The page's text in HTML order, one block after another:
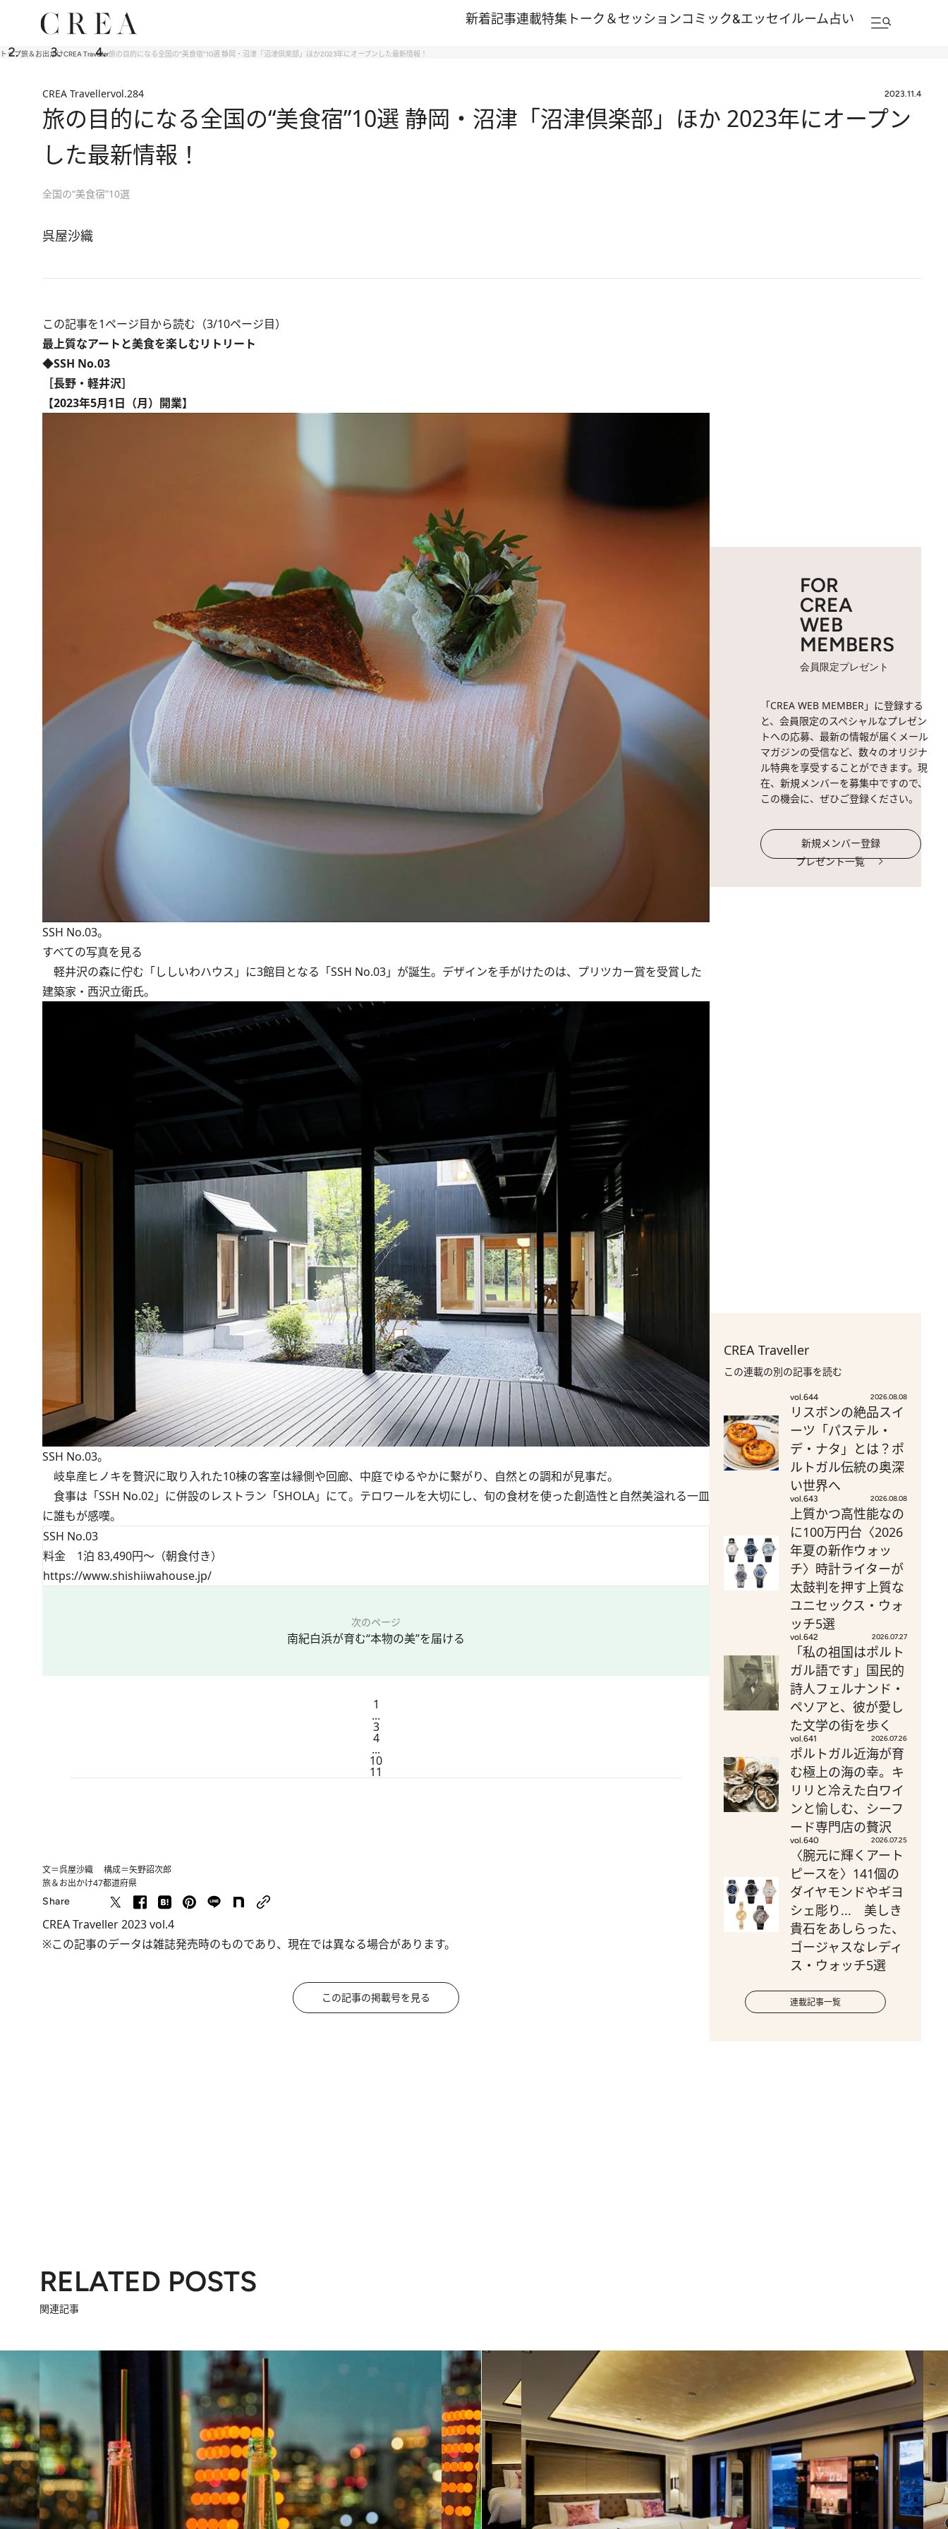
新着記事連載特集 トーク＆セッションコミック&エッセイルーム占い
トップ旅＆お出かけCREA Traveller旅の目的になる全国の“美食宿”10選 静岡・沼津「沼津倶楽部」ほか2023年にオープンした最新情報！
CREA Travellervol.284 2023.11.4
旅の目的になる全国の“美食宿”10選 静岡・沼津「沼津倶楽部」ほか 2023年にオープン
した最新情報！
全国の“美食宿”10選
呉屋沙織
この記事を1ページ目から読む（3/10ページ目）
最上質なアートと美食を楽しむリトリート
◆SSH No.03
［長野・軽井沢］
【2023年5月1日（月）開業】
SSH No.03。
すべての写真を見る
軽井沢の森に佇む「ししいわハウス」に3館目となる「SSH No.03」が誕生。デザインを手がけたのは、プリツカー賞を受賞した
建築家・西沢立衛氏。
SSH No.03。
岐阜産ヒノキを贅沢に取り入れた10棟の客室は縁側や回廊、中庭でゆるやかに繫がり、自然との調和が見事だ。
食事は「SSH No.02」に併設のレストラン「SHOLA」にて。テロワールを大切にし、旬の食材を使った創造性と自然美溢れる一皿
に誰もが感嘆。
SSH No.03
料金 1泊 83,490円～（朝食付き）
https://www.shishiiwahouse.jp/
次のページ
南紀白浜が育む“本物の美”を届ける
1
...
3
4
...
10
11
文＝呉屋沙織 構成＝矢野詔次郎
旅＆お出かけ47都道府県
Share
CREA Traveller 2023 vol.4
※この記事のデータは雑誌発売時のものであり、現在では異なる場合があります。
この記事の掲載号を見る
FOR
CREA
WEB
MEMBERS
会員限定プレゼント
「CREA WEB MEMBER」に登録する
と、会員限定のスペシャルなプレゼン
トへの応募、最新の情報が届くメール
マガジンの受信など、数々のオリジナ
ル特典を享受することができます。現
在、新規メンバーを募集中ですので、
この機会に、ぜひご登録ください。
新規メンバー登録
プレゼント一覧
CREA Traveller
この連載の別の記事を読む
vol.644 2026.08.08
リスボンの絶品スイ
ーツ「パステル・
デ・ナタ」とは？ポ
ルトガル伝統の奥深
い世界へ
vol.643 2026.08.08
上質かつ高性能なの
に100万円台〈2026
年夏の新作ウォッ
チ〉時計ライターが
太鼓判を押す上質な
ユニセックス・ウォ
ッチ5選
vol.642 2026.07.27
「私の祖国はポルト
ガル語です」国民的
詩人フェルナンド・
ペソアと、彼が愛し
た文学の街を歩く
vol.641 2026.07.26
ポルトガル近海が育
む極上の海の幸。キ
リリと冷えた白ワイ
ンと愉しむ、シーフ
ード専門店の贅沢
vol.640 2026.07.25
〈腕元に輝くアート
ピースを〉141個の
ダイヤモンドやギヨ
シェ彫り... 美しき
貴石をあしらった、
ゴージャスなレディ
ス・ウォッチ5選
連載記事一覧
RELATED POSTS
関連記事